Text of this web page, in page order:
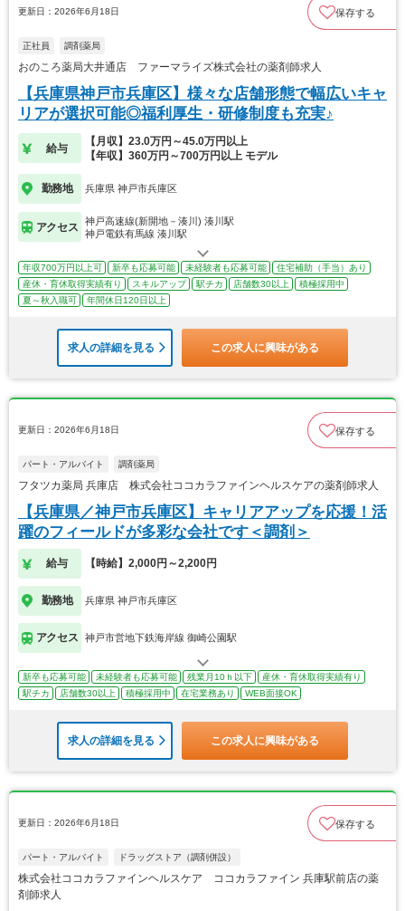
更新日：2026年6月18日 保存する
正社員 調剤薬局
おのころ薬局大井通店 ファーマライズ株式会社の薬剤師求人
【兵庫県神戸市兵庫区】様々な店舗形態で幅広いキャ
リアが選択可能◎福利厚生・研修制度も充実♪
給与
【月収】23.0万円～45.0万円以上
【年収】360万円～700万円以上 モデル
勤務地 兵庫県 神戸市兵庫区
アクセス
神戸高速線(新開地－湊川) 湊川駅
神戸電鉄有馬線 湊川駅
年収700万円以上可 新卒も応募可能 未経験者も応募可能
住宅補助（手当）あり
産休・育休取得実績有り
スキルアップ 駅チカ 店舗数30以上
積極採用中
夏～秋入職可
年間休日120日以上
求人の詳細を見る この求人に興味がある
更新日：2026年6月18日 保存する
パート・アルバイト 調剤薬局
フタツカ薬局 兵庫店 株式会社ココカラファインヘルスケアの薬剤師求人
【兵庫県／神戸市兵庫区】キャリアアップを応援！活
躍のフィールドが多彩な会社です＜調剤＞
給与 【時給】2,000円～2,200円
勤務地 兵庫県 神戸市兵庫区
アクセス 神戸市営地下鉄海岸線 御崎公園駅
新卒も応募可能 未経験者も応募可能 残業月10ｈ以下
産休・育休取得実績有り
駅チカ
店舗数30以上 積極採用中 在宅業務あり WEB面接OK
求人の詳細を見る この求人に興味がある
更新日：2026年6月18日 保存する
パート・アルバイト ドラッグストア（調剤併設）
株式会社ココカラファインヘルスケア ココカラファイン 兵庫駅前店の薬
剤師求人